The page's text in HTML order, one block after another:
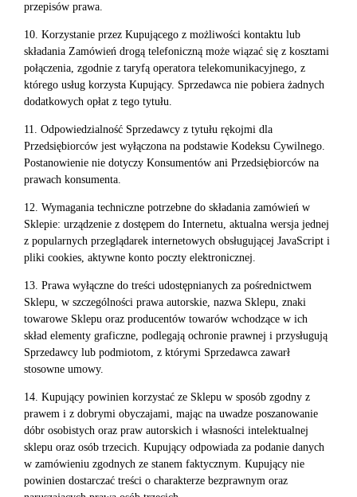
przepisów prawa.
10. Korzystanie przez Kupującego z możliwości kontaktu lub
składania Zamówień drogą telefoniczną może wiązać się z kosztami
połączenia, zgodnie z taryfą operatora telekomunikacyjnego, z
którego usług korzysta Kupujący. Sprzedawca nie pobiera żadnych
dodatkowych opłat z tego tytułu.
11. Odpowiedzialność Sprzedawcy z tytułu rękojmi dla
Przedsiębiorców jest wyłączona na podstawie Kodeksu Cywilnego.
Postanowienie nie dotyczy Konsumentów ani Przedsiębiorców na
prawach konsumenta.
12. Wymagania techniczne potrzebne do składania zamówień w
Sklepie: urządzenie z dostępem do Internetu, aktualna wersja jednej
z popularnych przeglądarek internetowych obsługującej JavaScript i
pliki cookies, aktywne konto poczty elektronicznej.
13. Prawa wyłączne do treści udostępnianych za pośrednictwem
Sklepu, w szczególności prawa autorskie, nazwa Sklepu, znaki
towarowe Sklepu oraz producentów towarów wchodzące w ich
skład elementy graficzne, podlegają ochronie prawnej i przysługują
Sprzedawcy lub podmiotom, z którymi Sprzedawca zawarł
stosowne umowy.
14. Kupujący powinien korzystać ze Sklepu w sposób zgodny z
prawem i z dobrymi obyczajami, mając na uwadze poszanowanie
dóbr osobistych oraz praw autorskich i własności intelektualnej
sklepu oraz osób trzecich. Kupujący odpowiada za podanie danych
w zamówieniu zgodnych ze stanem faktycznym. Kupujący nie
powinien dostarczać treści o charakterze bezprawnym oraz